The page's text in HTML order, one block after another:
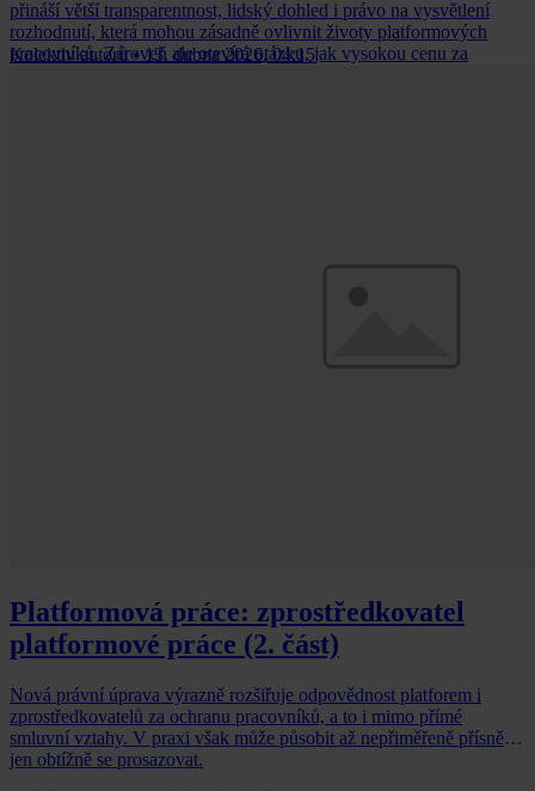
přináší větší transparentnost, lidský dohled i právo na vysvětlení
rozhodnutí, která mohou zásadně ovlivnit životy platformových
pracovníků. Zároveň ale otevírá otázku, jak vysokou cenu za
Kolektiv autorů • 13. dubna 2026, 04:15
Platformová práce: zprostředkovatel
platformové práce (2. část)
Nová právní úprava výrazně rozšiřuje odpovědnost platforem i
zprostředkovatelů za ochranu pracovníků, a to i mimo přímé
smluvní vztahy. V praxi však může působit až nepřiměřeně přísně a
jen obtížně se prosazovat.